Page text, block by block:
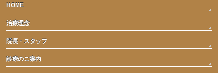
HOME
治療理念
院長・スタッフ
診療のご案内